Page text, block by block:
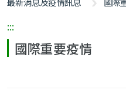
:::
國際重要疫情